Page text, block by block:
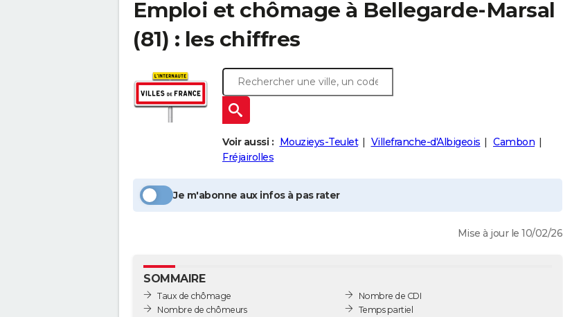
Emploi et chômage à Bellegarde-Marsal
(81) : les chiffres
Voir aussi : Mouzieys-Teulet Villefranche-d'Albigeois
Cambon
Fréjairolles
Je m'abonne aux infos à pas rater
Mise à jour le 10/02/26
SOMMAIRE
Taux de chômage
Nombre de chômeurs
Nombre de CDI
Temps partiel